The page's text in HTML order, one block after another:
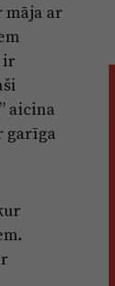
māja ar
ir
aicina
garīga